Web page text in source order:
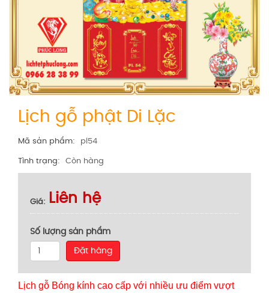
Lịch gỗ phật Di Lặc
Mã sản phẩm
pl54
Tình trạng
Còn hàng
Giá Liên hệ
Số lượng sản phẩm
Đặt hàng
Lịch gỗ Bóng kính cao cấp với nhiều ưu điểm vượt